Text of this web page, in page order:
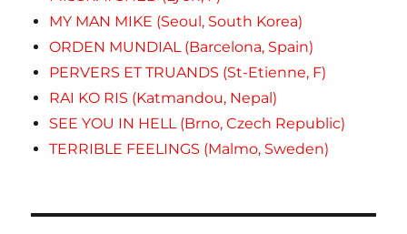
MY MAN MIKE (Seoul, South Korea)
ORDEN MUNDIAL (Barcelona, Spain)
PERVERS ET TRUANDS (St-Etienne, F)
RAI KO RIS (Katmandou, Nepal)
SEE YOU IN HELL (Brno, Czech Republic)
TERRIBLE FEELINGS (Malmo, Sweden)